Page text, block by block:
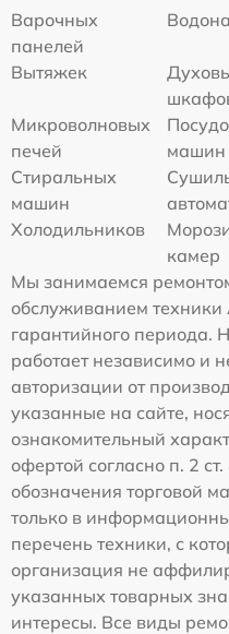
Варочных
панелей
Вытяжек
Микроволновых
печей
машин
Стиральных
машин
Холодильников
камер
Мы занимаемся
обслуживанием техники
гарантийного периода.
работает независимо и
авторизации от
указанные на сайте,
ознакомительный
офертой согласно п. 2
обозначения торговой
только в
перечень техники, с
организация не
указанных товарных
интересы. Все виды